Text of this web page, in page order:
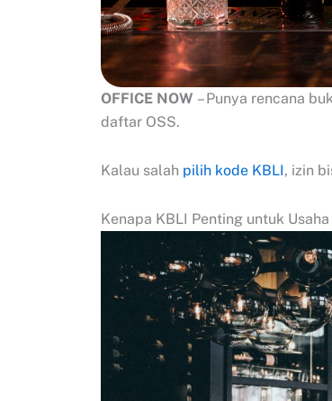
OFFICE NOW – Punya rencana
daftar OSS.
Kalau salah pilih kode KBLI, izin
Kenapa KBLI Penting untuk Usaha